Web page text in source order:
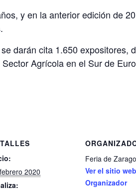
y en la anterior edición de
darán cita 1.650
Agrícola en el Sur de
2020
Feria de
Ver el sitio
Organizador